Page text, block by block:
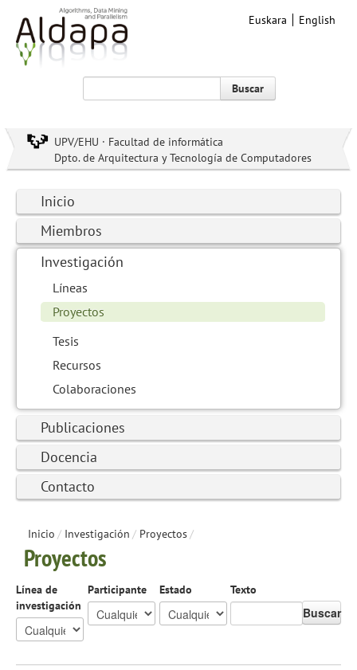
Euskara English
Buscar
UPV/EHU · Facultad de informática
Dpto. de Arquitectura y Tecnología de Computadores
Inicio
Miembros
Investigación
Líneas
Proyectos
Tesis
Recursos
Colaboraciones
Publicaciones
Docencia
Contacto
Inicio / Investigación / Proyectos/
Proyectos
Línea de
investigación
Participante Estado Texto
Buscar